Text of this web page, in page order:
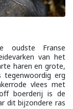
oudste Franse
van het
haren en grote,
tegenwoordig erg
vlees met
boerderij is de
dit bijzondere ras